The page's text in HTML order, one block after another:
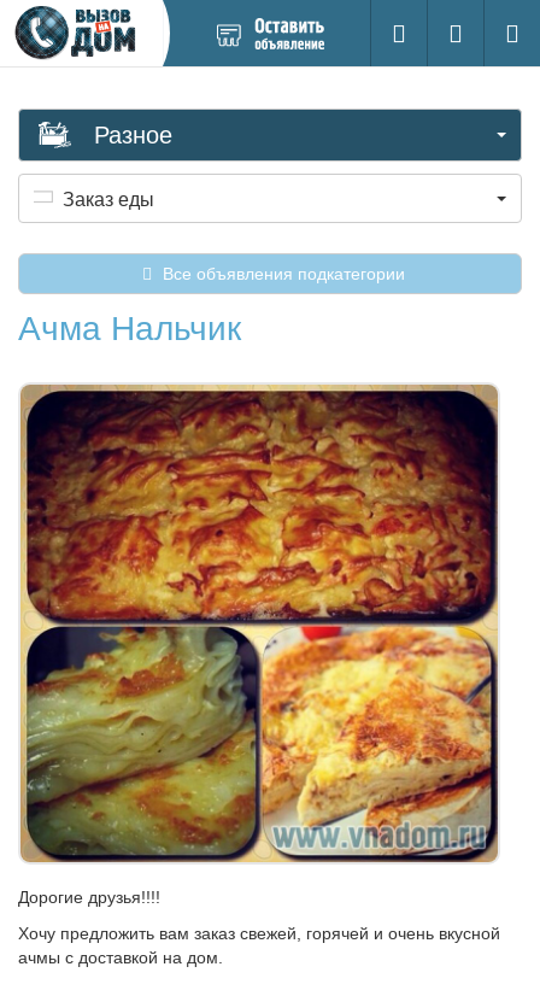
новое
Поиск
Вход на
Разное
Заказ еды
Все объявления подкатегории
Ачма Нальчик
Дорогие друзья!!!!
Хочу предложить вам заказ свежей, горячей и очень вкусной
ачмы с доставкой на дом.